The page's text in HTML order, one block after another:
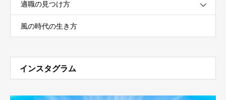
適職の見つけ方
風の時代の生き方
インスタグラム